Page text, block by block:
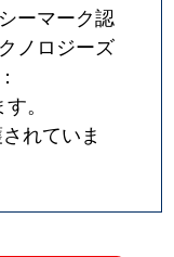
ーマーク認
ノロジーズ
。
れていま